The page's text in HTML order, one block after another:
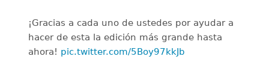
¡Gracias a cada uno de ustedes por ayudar a
hacer de esta la edición más grande hasta
ahora! pic.twitter.com/5Boy97kkJb